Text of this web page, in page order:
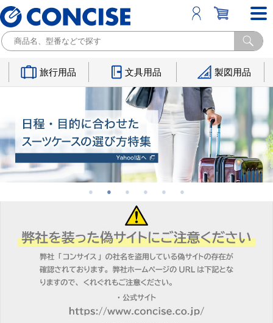
旅行用品 文具用品 製図用品